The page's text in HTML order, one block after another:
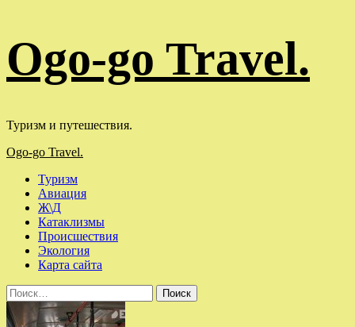
к
содержимому
Ogo-go Travel.
Туризм и путешествия.
Основное
Ogo-go Travel.
Туризм
Авиация
Ж\Д
Катаклизмы
Происшествия
Экология
Карта сайта
Найти: